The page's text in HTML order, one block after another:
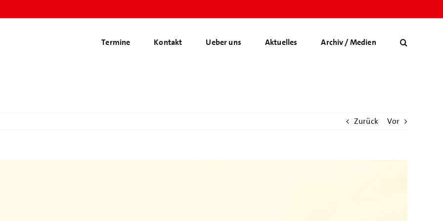
Termine Kontakt Ueber uns Aktuelles Archiv / Medien
Zurück Vor